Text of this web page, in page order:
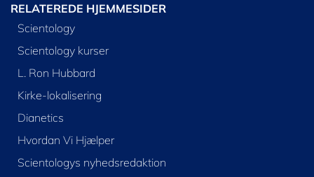
RELATEREDE HJEMMESIDER
Scientology
Scientology kurser
L. Ron Hubbard
Kirke-lokalisering
Dianetics
Hvordan Vi Hjælper
Scientologys nyhedsredaktion